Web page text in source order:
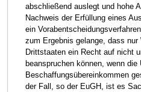
abschließend auslegt und hohe
Nachweis der Erfüllung eines
ein
zum Ergebnis gelange, dass
Drittstaaten ein Recht auf nicht
beanspruchen können, wenn
Beschaffungsübereinkommen
der Fall, so der EuGH, ist es